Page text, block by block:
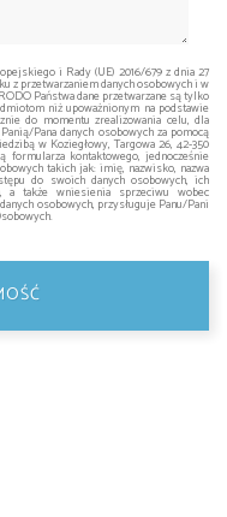
i Rady (UE) 2016/679 z dnia 27
z przetwarzaniem danych osobowych i w
Państwa dane przetwarzane są tylko
niż upoważnionym na podstawie
do momentu zrealizowania celu, dla
Pana danych osobowych za pomocą
w Koziegłowy, Targowa 26, 42-350
formularza kontaktowego, jednocześnie
takich jak: imię, nazwisko, nazwa
do swoich danych osobowych, ich
a także wniesienia sprzeciwu wobec
osobowych, przysługuje Panu/Pani